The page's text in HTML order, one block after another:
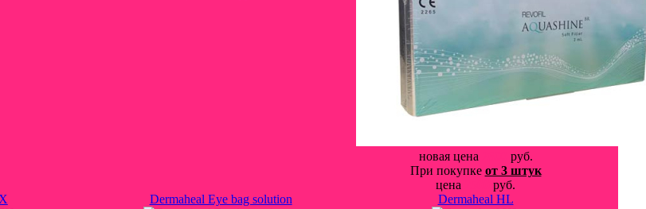
новая цена
руб.
При покупке от 3 штук
цена
руб.
Dermaheal Eye bag solution Dermaheal HL